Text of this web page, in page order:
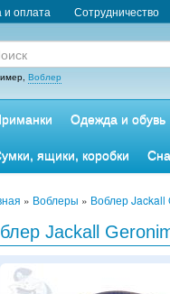
и оплата Сотрудничество
Воблер
Одежда и обувь
ящики, коробки
» Воблеры » Воблер Jackall
Jackall